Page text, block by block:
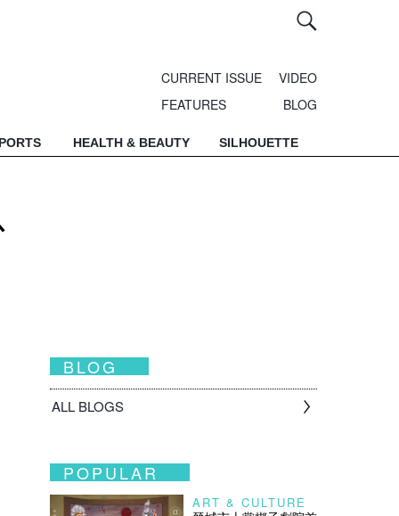
CURRENT ISSUE
VIDEO
FEATURES
BLOG
HEALTH & BEAUTY SILHOUETTE
BLOG
ALL BLOGS
POPULAR
ART & CULTURE